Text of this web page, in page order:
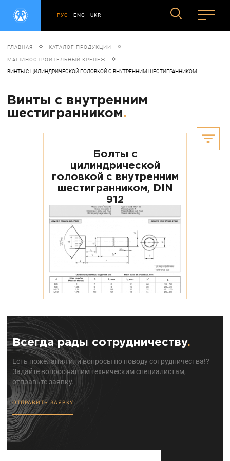
РУС ENG UKR
ГЛАВНАЯ КАТАЛОГ ПРОДУКЦИИ
МАШИНОСТРОИТЕЛЬНЫЙ КРЕПЁЖ
ВИНТЫ С ЦИЛИНДРИЧЕСКОЙ ГОЛОВКОЙ С ВНУТРЕННИМ ШЕСТИГРАННИКОМ
Винты с внутренним
шестигранником.
Болты с
цилиндрической
головкой с внутренним
шестигранником, DIN
912
Всегда рады сотрудничеству.
Есть пожелания или вопросы по поводу сотрудничества!?
Задайте вопрос нашим техническим специалистам,
отправьте заявку.
ОТПРАВИТЬ ЗАЯВКУ